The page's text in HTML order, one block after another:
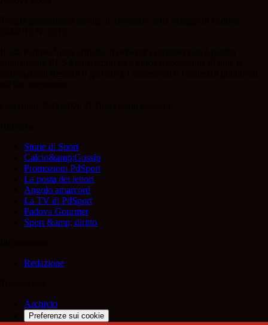
Storie di Sport
Calcio&amp;Gossip
Promozioni PdSport
La posta dei lettori
Angolo amarcord
La TV di PdSport
Padova Gourmet
Sport &amp; diritto
Redazione
Archivio
Preferenze sui cookie